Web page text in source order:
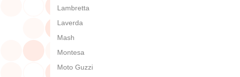
Lambretta
Laverda
Mash
Montesa
Moto Guzzi